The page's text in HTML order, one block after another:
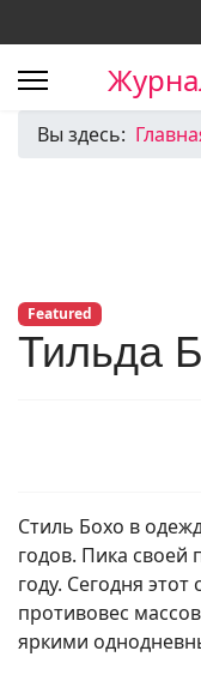
Вы здесь:
Featured
Тильда
Стиль Бохо в
годов. Пика своей
году. Сегодня
противовес
яркими